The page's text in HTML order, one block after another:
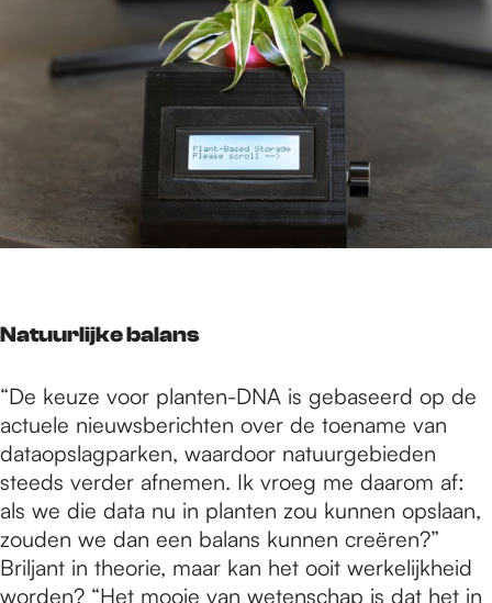
Natuurlijke balans
“De keuze voor planten-DNA is gebaseerd op de
actuele nieuwsberichten over de toename van
dataopslagparken, waardoor natuurgebieden
steeds verder afnemen. Ik vroeg me daarom af:
als we die data nu in planten zou kunnen opslaan,
zouden we dan een balans kunnen creëren?”
Briljant in theorie, maar kan het ooit werkelijkheid
worden? “Het mooie van wetenschap is dat het in